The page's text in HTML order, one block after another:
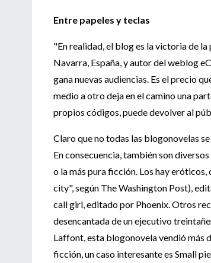
Entre papeles y teclas
"En realidad, el blog es la victoria de
Navarra, España, y autor del weblog
gana nuevas audiencias. Es el precio
medio a otro deja en el camino una
propios códigos, puede devolver al
Claro que no todas las blogonovelas
En consecuencia, también son
o la más pura ficción. Los hay
city", según The Washington Post),
call girl, editado por Phoenix. Otros
desencantada de un ejecutivo
Laffont, esta blogonovela vendió más
ficción, un caso interesante es Small